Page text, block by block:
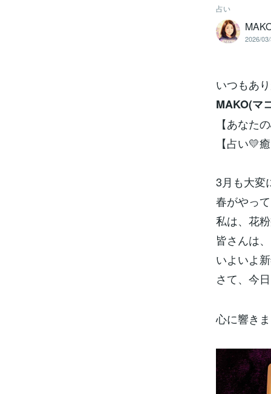
占い
2026/
いつもあ
MAKO(マ
【あなた
【占い💛
3月も大変
春がやっ
私は、花
皆さんは
いよいよ
さて、今
心に響き